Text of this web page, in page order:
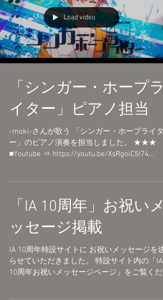
Load video
「シンガー・ホープラ
イター」ピアノ担当
-moki-さんが歌う 「シンガー・ホープライタ
ー」のピアノ演奏を担当しました。 ★★★
■Youtube ⇒ https://youtu.be/XsRgoiC5I74
「IA 10周年」お祝いメ
ッセージ掲載
IA 10周年特設サイトに お祝いメッセージを送
らせていただきました。 特設サイト内の「IA
10周年お祝いメッセージページ」をご覧くだ